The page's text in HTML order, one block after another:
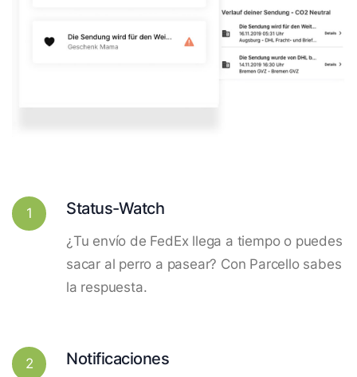
1 Status-Watch
¿Tu envío de FedEx llega a tiempo o puedes
sacar al perro a pasear? Con Parcello sabes
la respuesta.
2 Notificaciones